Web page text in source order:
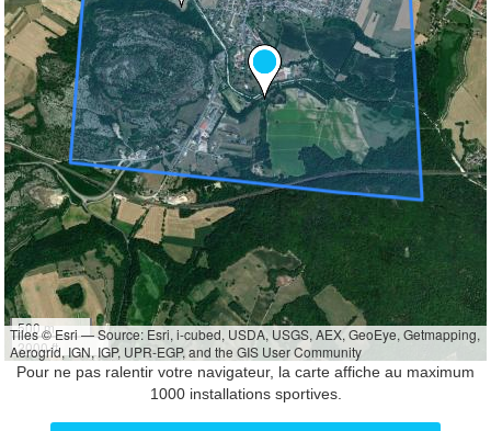
500 m
2000 ft
Tiles © Esri — Source: Esri, i-cubed, USDA, USGS, AEX, GeoEye, Getmapping,
Aerogrid, IGN, IGP, UPR-EGP, and the GIS User Community
Pour ne pas ralentir votre navigateur, la carte affiche au maximum
1000 installations sportives.